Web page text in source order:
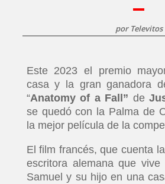
por Televitos
Este 2023 el premio
casa y la gran ganadora
“Anatomy of a Fall” de
se quedó con la Palma de
la mejor película de la
El film francés, que cuenta
escritora alemana que
Samuel y su hijo en una